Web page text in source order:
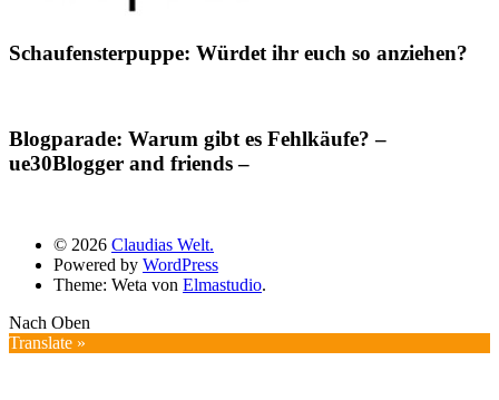
Schaufensterpuppe: Würdet ihr euch so anziehen?
Blogparade: Warum gibt es Fehlkäufe? –
ue30Blogger and friends –
© 2026 Claudias Welt.
Powered by WordPress
Theme: Weta von Elmastudio.
Nach Oben
Translate »